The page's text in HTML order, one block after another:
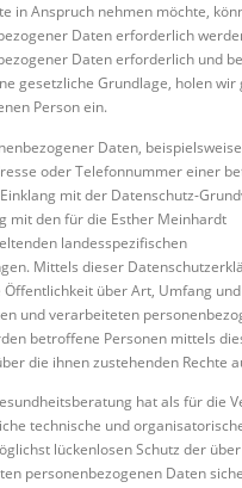
in Anspruch nehmen möchte,
Daten erforderlich
Daten erforderlich und
gesetzliche Grundlage, holen wir
Person ein.
Daten,
oder Telefonnummer einer
mit der Datenschutz-
mit den für die Esther Meinhardt
landesspezifischen
Mittels dieser
über Art, Umfang
und verarbeiteten
betroffene Personen mittels
die ihnen zustehenden Rechte
hat als für die
technische und
lückenlosen Schutz der
personenbezogenen Daten